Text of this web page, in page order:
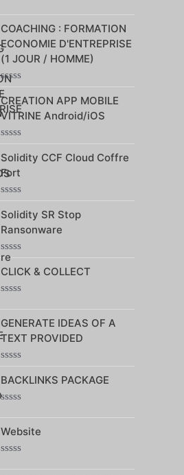
sur
5
COACHING : FORMATION
ECONOMIE D'ENTREPRISE
(1 JOUR / HOMME)
Note
0
sur
5
CREATION APP MOBILE
VITRINE Android/iOS
0
sur
5
Solidity CCF Cloud Coffre
Fort
0
sur
5
Solidity SR Stop
Ransonware
Note
0
5
CLICK & COLLECT
sur
5
GENERATE IDEAS OF A
TEXT PROVIDED
0
5
BACKLINKS PACKAGE
sur
Website